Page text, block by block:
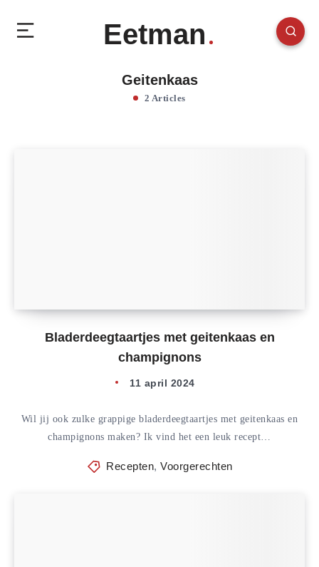
Eetman
Geitenkaas
2 Articles
Bladerdeegtaartjes met geitenkaas en
champignons
11 april 2024
Wil jij ook zulke grappige bladerdeegtaartjes met geitenkaas en
champignons maken? Ik vind het een leuk recept…
Recepten, Voorgerechten